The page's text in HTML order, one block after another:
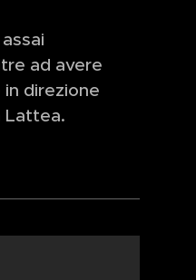
ad avere
direzione
Lattea.